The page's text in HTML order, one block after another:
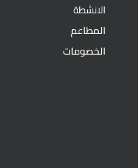
الانشطة
المطاعم
الخصومات